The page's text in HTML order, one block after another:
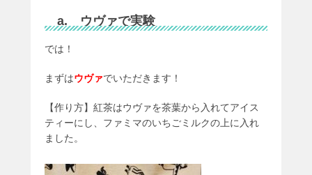
a. ウヴァで実験
では！
まずはウヴァでいただきます！
【作り方】紅茶はウヴァを茶葉から入れてアイス
ティーにし、ファミマのいちごミルクの上に入れ
ました。